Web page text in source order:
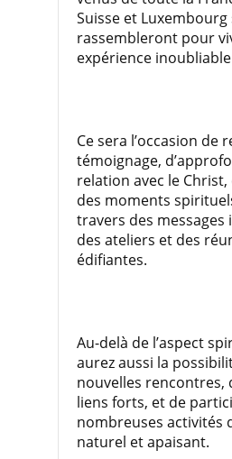
Suisse et Luxembourg
rassembleront pour
expérience
Ce sera l’occasion de
témoignage,
relation avec le
des moments
travers des messages
des ateliers et des
édifiantes.
Au-delà de l’aspect
aurez aussi la
nouvelles rencontres,
liens forts, et de
nombreuses activités
naturel et apaisant.